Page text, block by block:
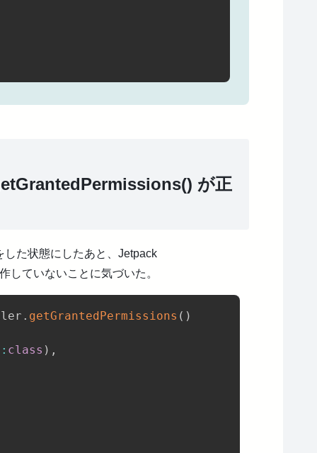
が正
た状態にしたあと、Jetpack
していないことに気づいた。
. getGrantedPermissions ( )
class ) ,